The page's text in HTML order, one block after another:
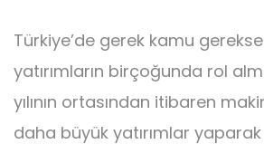
Türkiye’de gerek kamu
yatırımların birçoğunda rol
yılının ortasından itibaren
daha büyük yatırımlar